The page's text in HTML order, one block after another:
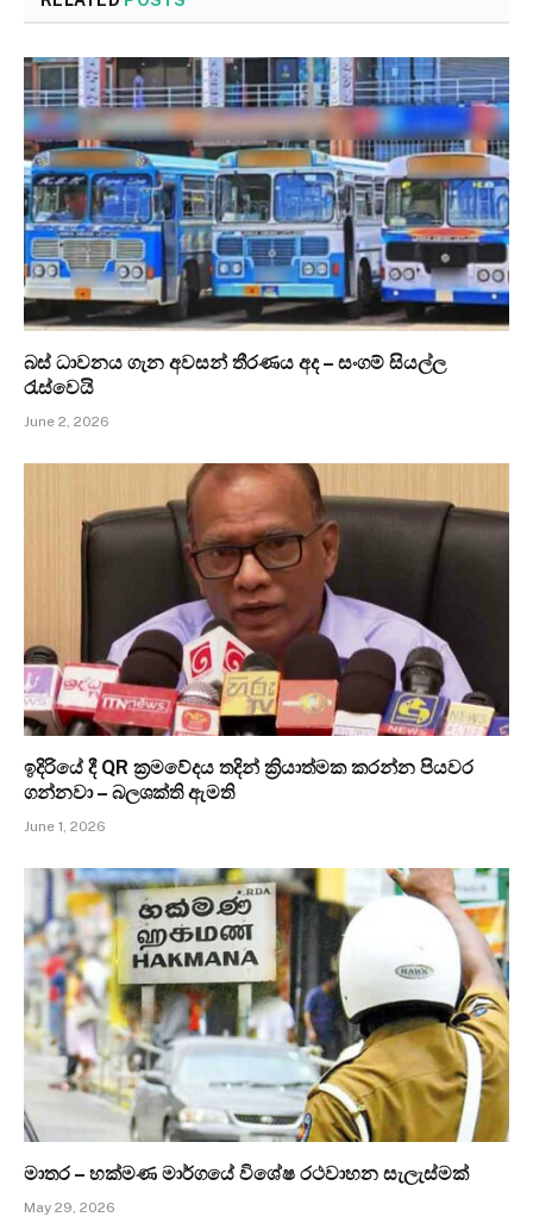
බස් ධාවනය ගැන අවසන් තීරණය අද – සංගම් සියල්ල
රැස්වෙයි
June 2, 2026
ඉදිරියේ දී QR ක්‍රමවේදය තදින් ක්‍රියාත්මක කරන්න පියවර
ගන්නවා – බලශක්ති ඇමති
June 1, 2026
මාතර – හක්මණ මාර්ගයේ විශේෂ රථවාහන සැලැස්මක්
May 29, 2026